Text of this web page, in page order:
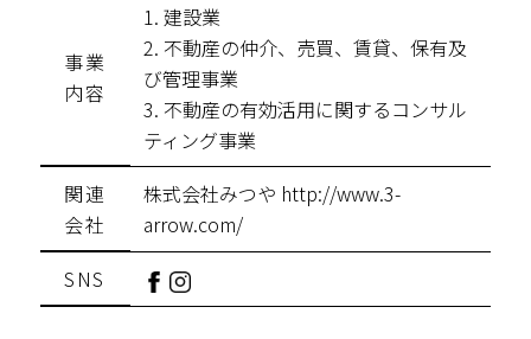
事業
内容
1. 建設業
2. 不動産の仲介、売買、賃貸、保有及
び管理事業
3. 不動産の有効活用に関するコンサル
ティング事業
関連
会社
株式会社みつや http://www.3-
arrow.com/
SNS